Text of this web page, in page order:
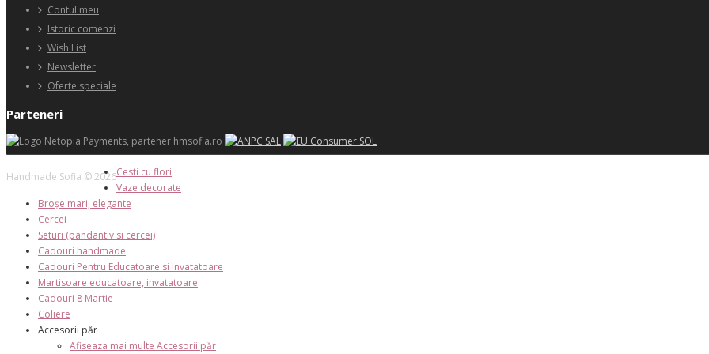
Contul meu
Istoric comenzi
Wish List
Newsletter
Oferte speciale
Parteneri
Handmade Sofia © 2026Cesti cu flori
Vaze decorate
Broșe mari, elegante
Cercei
Seturi (pandantiv si cercei)
Cadouri handmade
Cadouri Pentru Educatoare si Invatatoare
Martisoare educatoare, invatatoare
Cadouri 8 Martie
Coliere
Accesorii păr
Afiseaza mai multe Accesorii păr